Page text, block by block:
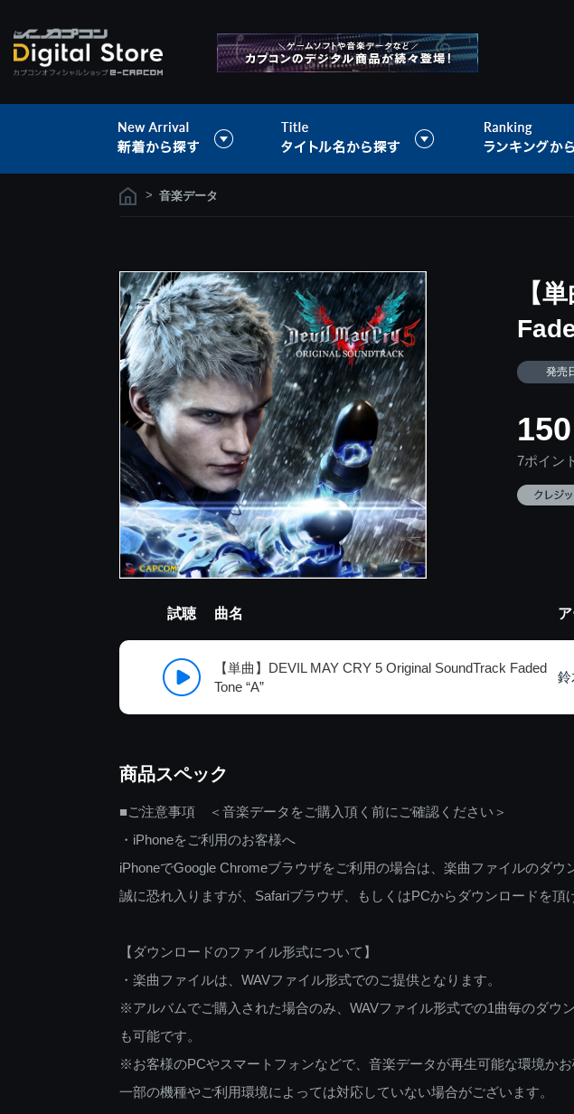
> 音楽データ
【
発売
7ポイン
試聴 曲名
【単曲】DEVIL MAY CRY 5 Original SoundTrack Faded
Tone “A”
鈴
商品スペック
■ご注意事項 ＜音楽データをご購入頂く前にご確認ください＞
・iPhoneをご利用のお客様へ
iPhoneでGoogle Chromeブラウザをご利用の場合は、楽曲ファイルのダウ
誠に恐れ入りますが、Safariブラウザ、もしくはPCからダウンロードを頂
【ダウンロードのファイル形式について】
・楽曲ファイルは、WAVファイル形式でのご提供となります。
※アルバムでご購入された場合のみ、WAVファイル形式での1曲毎のダウ
も可能です。
※お客様のPCやスマートフォンなどで、音楽データが再生可能な環境か
一部の機種やご利用環境によっては対応していない場合がございます。